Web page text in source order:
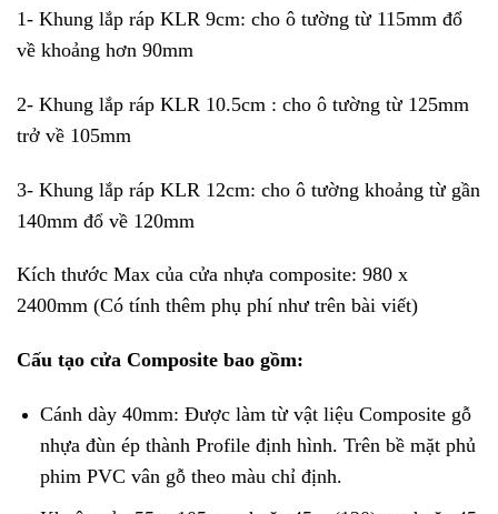
1- Khung lắp ráp KLR 9cm: cho ô tường từ 115mm đổ
về khoảng hơn 90mm
2- Khung lắp ráp KLR 10.5cm : cho ô tường từ 125mm
trở về 105mm
3- Khung lắp ráp KLR 12cm: cho ô tường khoảng từ gần
140mm đổ về 120mm
Kích thước Max của cửa nhựa composite: 980 x
2400mm (Có tính thêm phụ phí như trên bài viết)
Cấu tạo cửa Composite bao gồm:
Cánh dày 40mm: Được làm từ vật liệu Composite gỗ
nhựa đùn ép thành Profile định hình. Trên bề mặt phủ
phim PVC vân gỗ theo màu chỉ định.